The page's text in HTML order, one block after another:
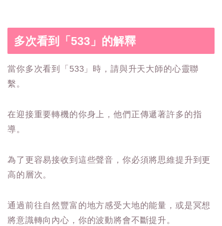
多次看到「533」的解釋
當你多次看到「533」時，請與升天大師的心靈聯
繫。
在迎接重要轉機的你身上，他們正傳遞著許多的指
導。
為了更容易接收到這些聲音，你必須將思維提升到更
高的層次。
通過前往自然豐富的地方感受大地的能量，或是冥想
將意識轉向內心，你的波動將會不斷提升。